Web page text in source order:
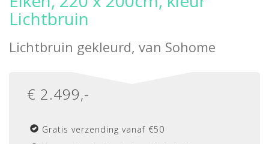
Lichtbruin
Lichtbruin gekleurd, van Sohome
€ 2.499,-
Gratis verzending vanaf €50